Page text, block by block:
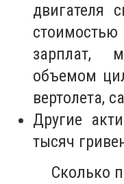
двигателя
зарплат,
объемом
вертолета,
Другие
тысяч
Сколько